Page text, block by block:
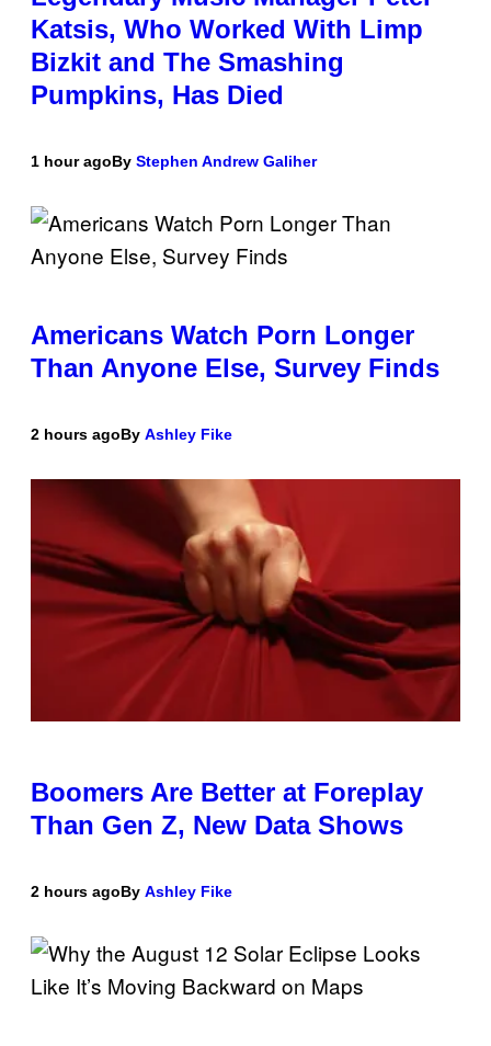
Katsis, Who Worked With Limp
Bizkit and The Smashing
Pumpkins, Has Died
1 hour agoBy Stephen Andrew Galiher
Americans Watch Porn Longer
Than Anyone Else, Survey Finds
2 hours agoBy Ashley Fike
Boomers Are Better at Foreplay
Than Gen Z, New Data Shows
2 hours agoBy Ashley Fike